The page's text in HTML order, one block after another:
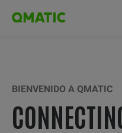
BIENVENIDO A QMATIC